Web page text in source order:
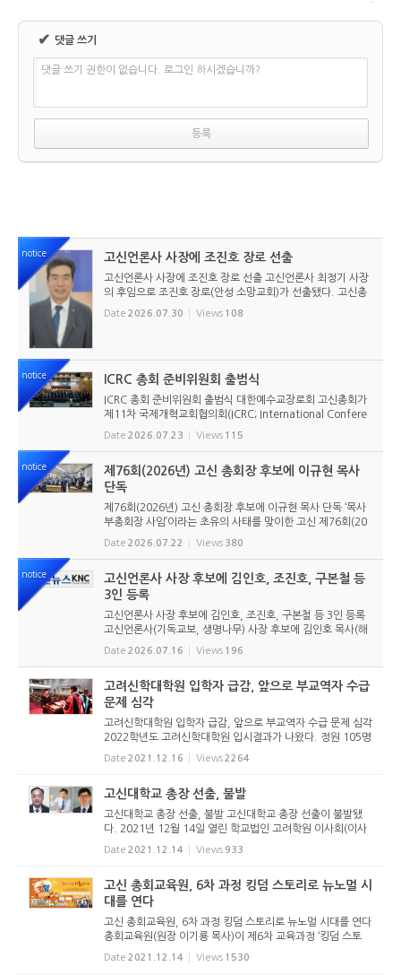
✔ 댓글 쓰기
댓글 쓰기 권한이 없습니다. 로그인 하시겠습니까?
notice 고신언론사 사장에 조진호 장로 선출
고신언론사 사장에 조진호 장로 선출 고신언론사 최정기 사장
의 후임으로 조진호 장로(안성 소망교회)가 선출됐다. 고신총
회 유지재단 이사회는 2026년 7월 30일(목) 오전 11시 고신
총회회관 3층에서 임시이사회를 열고, 조진호 장로를 차기 사
Date 2026.07.30 Views 108
notice ICRC 총회 준비위원회 출범식
ICRC 총회 준비위원회 출범식 대한예수교장로회 고신총회가
제11차 국제개혁교회협의회(ICRC; International Confere
nce of Reformed Churches) 총회를 앞두고 본격적인 준비
에 들어갔다. 2026년 7월 20일 서울 남서울교회에서 ‘ICRC
Date 2026.07.23 Views 115
notice
제76회(2026년) 고신 총회장 후보에 이규현 목사
단독
제76회(2026년) 고신 총회장 후보에 이규현 목사 단독 ‘목사
부총회장 사임’이라는 초유의 사태를 맞이한 고신 제76회(20
26년) 총회장 후보에 이규현 목사(인천노회) 단독으로 입후보
했다. 6월 9일 경남마산노회의 추천을 받아 입후보했던 강영
Date 2026.07.22 Views 380
notice
고신언론사 사장 후보에 김인호, 조진호, 구본철 등
3인 등록
고신언론사 사장 후보에 김인호, 조진호, 구본철 등 3인 등록
고신언론사(기독교보, 생명나무) 사장 후보에 김인호 목사(해
오름교회), 조진호 장로(소망교회), 구본철 장로(남서울교회)
가 등록했다. 당초 김희종 목사(유호교회)도 거론되었으나 최
Date 2026.07.16 Views 196
고려신학대학원 입학자 급감, 앞으로 부교역자 수급
문제 심각
고려신학대학원 입학자 급감, 앞으로 부교역자 수급 문제 심각
2022학년도 고려신학대학원 입시결과가 나왔다. 정원 105명
모집에 75명이 합격했다. 정원에 비해 30명이나 적은 숫자다.
고신 총회의 결의에 따라 원래는 120명이었던 정원을 2020
Date 2021.12.16 Views2264
고신대학교 총장 선출, 불발
고신대학교 총장 선출, 불발 고신대학교 총장 선출이 불발됐
다. 2021년 12월 14일 열린 학교법인 고려학원 이사회(이사
장 김종철 목사)는 총장 선출을 위한 투표를 실시했다. 하지만
3차에 걸친 투표에도 2/3 득표자(8표)가 없어 선출이 불발됐
Date 2021.12.14 Views 933
고신 총회교육원, 6차 과정 킹덤 스토리로 뉴노멀 시
대를 연다
고신 총회교육원, 6차 과정 킹덤 스토리로 뉴노멀 시대를 연다
총회교육원(원장 이기룡 목사)이 제6차 교육과정 ‘킹덤 스토
리’ 1년 차 1학기 교재 15종을 출간했다. ‘킹덤 스토리’는 200
8년부터 출간된 ‘그랜드 스토리’...
Date 2021.12.14 Views 1530